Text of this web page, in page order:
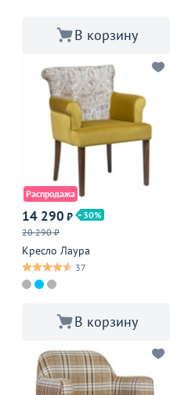
В корзину
Распродажа
14 290 ₽
30
20 290 ₽
Кресло Лаура
37
В корзину